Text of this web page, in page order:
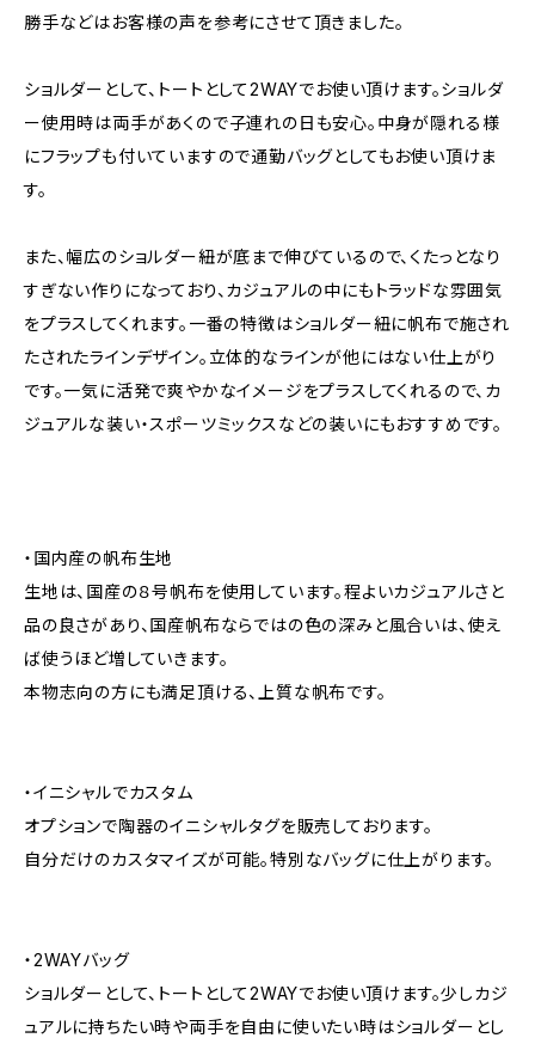
勝手などはお客様の声を参考にさせて頂きました。
ショルダーとして、トートとして2WAYでお使い頂けます。ショルダ
ー使用時は両手があくので子連れの日も安心。中身が隠れる様
にフラップも付いていますので通勤バッグとしてもお使い頂けま
す。
また、幅広のショルダー紐が底まで伸びているので、くたっとなり
すぎない作りになっており、カジュアルの中にもトラッドな雰囲気
をプラスしてくれます。一番の特徴はショルダー紐に帆布で施され
たされたラインデザイン。立体的なラインが他にはない仕上がり
です。一気に活発で爽やかなイメージをプラスしてくれるので、カ
ジュアルな装い・スポーツミックスなどの装いにもおすすめです。
・国内産の帆布生地
生地は、国産の８号帆布を使用しています。程よいカジュアルさと
品の良さがあり、国産帆布ならではの色の深みと風合いは、使え
ば使うほど増していきます。
本物志向の方にも満足頂ける、上質な帆布です。
・イニシャルでカスタム
オプションで陶器のイニシャルタグを販売しております。
自分だけのカスタマイズが可能。特別なバッグに仕上がります。
・2WAYバッグ
ショルダーとして、トートとして2WAYでお使い頂けます。少しカジ
ュアルに持ちたい時や両手を自由に使いたい時はショルダーとし